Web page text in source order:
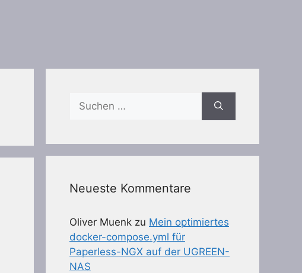
Suchen
nach:
Neueste Kommentare
Oliver Muenk zu Mein optimiertes
docker-compose.yml für
Paperless-NGX auf der UGREEN-
NAS